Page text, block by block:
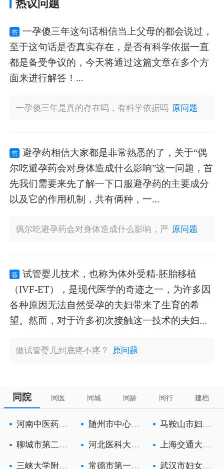
热议问题
答
一孕傻三年这句话相信当上父母的都会说过，
至于这句话是否真实存在，是否有科学依据一直
都是备受争议的，今天将通过这篇文章在多个方
面来进行解答！...
一孕傻三年是真的存在吗，有科学依据吗 原问题
答
避孕药相信大家都是非常熟悉的了，关于“偶
尔吃避孕药会对身体造成什么影响”这一问题，首
先我们需要来先了解一下口服避孕药的主要成分
以及它的作用机制，共有俩种，一...
偶尔吃避孕药会对身体造成什么影响，严 原问题
答
试管婴儿技术，也称为体外受精-胚胎移植
（IVF-ET），是现代医学的奇迹之一，为许多因
各种原因无法自然受孕的夫妇带来了生育的希
望。然而，对于许多初次接触这一技术的夫妇...
做试管婴儿到底疼不疼？ 原问题
同院 同医 同城 同龄 同行 建档
河南中医药大
随州市中心医
马鞍山市妇幼
聊城市第二人
河北医科大学
上海交通大学
三峡大学附属
常德市第一人 武汉市妇女儿